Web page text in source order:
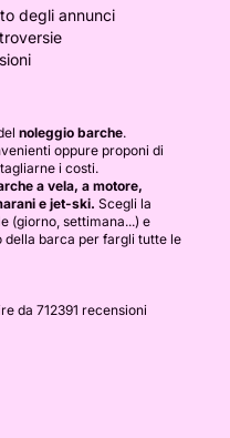
degli annunci
noleggio barche.
oppure proponi di
i costi.
a vela, a motore,
e jet-ski. Scegli la
(giorno, settimana...) e
barca per fargli tutte le
da 712391 recensioni